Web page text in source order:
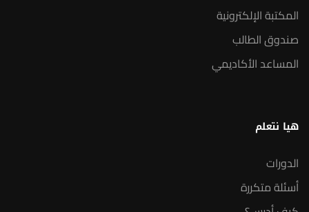
المكتبة الإلكترونية
صندوق الطالب
المساعد الأكاديمي
هيا نتعلم
الدورات
أسئلة متكررة